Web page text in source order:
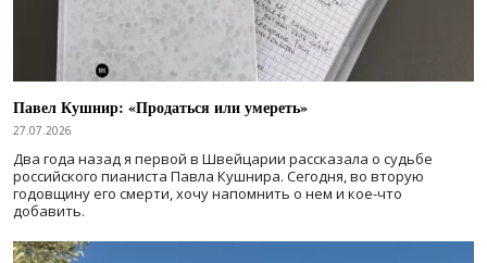
Павел Кушнир: «Продаться или умереть»
27.07.2026
Два года назад я первой в Швейцарии рассказала о судьбе
российского пианиста Павла Кушнира. Сегодня, во вторую
годовщину его смерти, хочу напомнить о нем и кое-что
добавить.